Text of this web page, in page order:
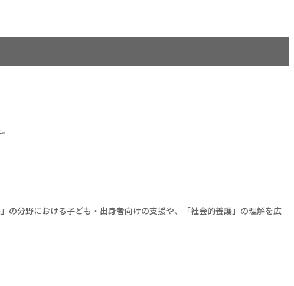
の分野における子ども・出身者向けの支援や、「社会的養護」の理解を広